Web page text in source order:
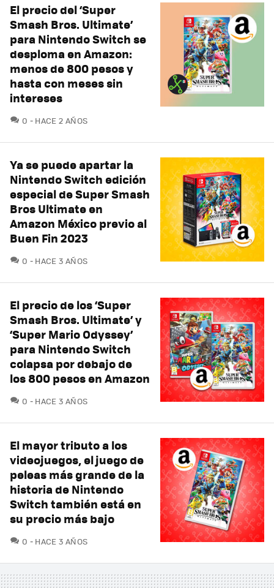
El precio del ‘Super
Smash Bros. Ultimate’
para Nintendo Switch se
desploma en Amazon:
menos de 800 pesos y
hasta con meses sin
intereses
0 COMENTARIOS
HACE 2 AÑOS
Ya se puede apartar la
Nintendo Switch edición
especial de Super Smash
Bros Ultimate en
Amazon México previo al
Buen Fin 2023
0 COMENTARIOS
HACE 3 AÑOS
El precio de los ‘Super
Smash Bros. Ultimate’ y
‘Super Mario Odyssey’
para Nintendo Switch
colapsa por debajo de
los 800 pesos en Amazon
0 COMENTARIOS
HACE 3 AÑOS
El mayor tributo a los
videojuegos, el juego de
peleas más grande de la
historia de Nintendo
Switch también está en
su precio más bajo
0 COMENTARIOS
HACE 3 AÑOS